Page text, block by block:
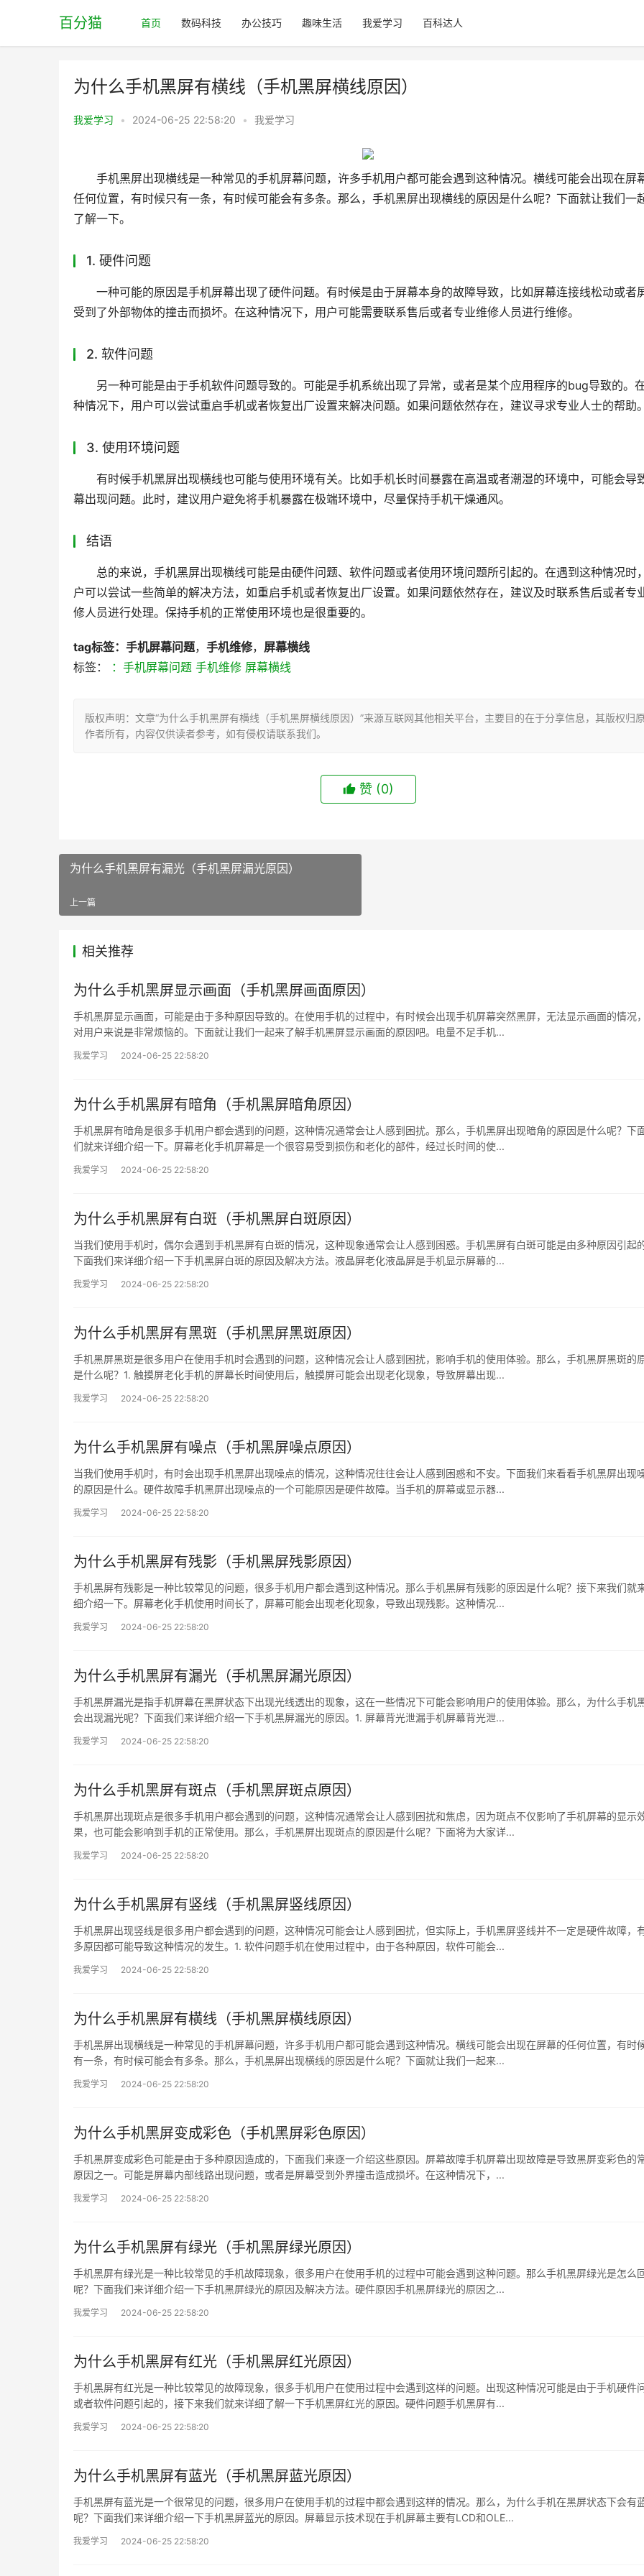
百分猫 首页 数码科技 办公技巧 趣味生活 我爱学习 百科达人
为什么手机黑屏有横线（手机黑屏横线原因）
我爱学习 • 2024-06-25 22:58:20 • 我爱学习
手机黑屏出现横线是一种常见的手机屏幕问题，许多手机用户都可能会遇到这种情况。横线可能会出现在屏
任何位置，有时候只有一条，有时候可能会有多条。那么，手机黑屏出现横线的原因是什么呢？下面就让我们一
了解一下。
1. 硬件问题
一种可能的原因是手机屏幕出现了硬件问题。有时候是由于屏幕本身的故障导致，比如屏幕连接线松动或者
受到了外部物体的撞击而损坏。在这种情况下，用户可能需要联系售后或者专业维修人员进行维修。
2. 软件问题
另一种可能是由于手机软件问题导致的。可能是手机系统出现了异常，或者是某个应用程序的bug导致的。
种情况下，用户可以尝试重启手机或者恢复出厂设置来解决问题。如果问题依然存在，建议寻求专业人士的帮助。
3. 使用环境问题
有时候手机黑屏出现横线也可能与使用环境有关。比如手机长时间暴露在高温或者潮湿的环境中，可能会导
幕出现问题。此时，建议用户避免将手机暴露在极端环境中，尽量保持手机干燥通风。
结语
总的来说，手机黑屏出现横线可能是由硬件问题、软件问题或者使用环境问题所引起的。在遇到这种情况时
户可以尝试一些简单的解决方法，如重启手机或者恢复出厂设置。如果问题依然存在，建议及时联系售后或者专
修人员进行处理。保持手机的正常使用环境也是很重要的。
tag标签： 手机屏幕问题， 手机维修， 屏幕横线
标签：
：手机屏幕问题 手机维修 屏幕横线
版权声明：文章“为什么手机黑屏有横线（手机黑屏横线原因）”来源互联网其他相关平台，主要目的在于分享信息，其版权归
作者所有，内容仅供读者参考，如有侵权请联系我们。
赞 (0)
为什么手机黑屏有漏光（手机黑屏漏光原因）
上一篇
相关推荐
为什么手机黑屏显示画面（手机黑屏画面原因）
手机黑屏显示画面，可能是由于多种原因导致的。在使用手机的过程中，有时候会出现手机屏幕突然黑屏，无法显示画面的情况
对用户来说是非常烦恼的。下面就让我们一起来了解手机黑屏显示画面的原因吧。电量不足手机...
我爱学习 2024-06-25 22:58:20
为什么手机黑屏有暗角（手机黑屏暗角原因）
手机黑屏有暗角是很多手机用户都会遇到的问题，这种情况通常会让人感到困扰。那么，手机黑屏出现暗角的原因是什么呢？下
们就来详细介绍一下。屏幕老化手机屏幕是一个很容易受到损伤和老化的部件，经过长时间的使...
我爱学习 2024-06-25 22:58:20
为什么手机黑屏有白斑（手机黑屏白斑原因）
当我们使用手机时，偶尔会遇到手机黑屏有白斑的情况，这种现象通常会让人感到困惑。手机黑屏有白斑可能是由多种原因引起的
下面我们来详细介绍一下手机黑屏白斑的原因及解决方法。液晶屏老化液晶屏是手机显示屏幕的...
我爱学习 2024-06-25 22:58:20
为什么手机黑屏有黑斑（手机黑屏黑斑原因）
手机黑屏黑斑是很多用户在使用手机时会遇到的问题，这种情况会让人感到困扰，影响手机的使用体验。那么，手机黑屏黑斑的
是什么呢？1. 触摸屏老化手机的屏幕长时间使用后，触摸屏可能会出现老化现象，导致屏幕出现...
我爱学习 2024-06-25 22:58:20
为什么手机黑屏有噪点（手机黑屏噪点原因）
当我们使用手机时，有时会出现手机黑屏出现噪点的情况，这种情况往往会让人感到困惑和不安。下面我们来看看手机黑屏出现
的原因是什么。硬件故障手机黑屏出现噪点的一个可能原因是硬件故障。当手机的屏幕或显示器...
我爱学习 2024-06-25 22:58:20
为什么手机黑屏有残影（手机黑屏残影原因）
手机黑屏有残影是一种比较常见的问题，很多手机用户都会遇到这种情况。那么手机黑屏有残影的原因是什么呢？接下来我们就
细介绍一下。屏幕老化手机使用时间长了，屏幕可能会出现老化现象，导致出现残影。这种情况...
我爱学习 2024-06-25 22:58:20
为什么手机黑屏有漏光（手机黑屏漏光原因）
手机黑屏漏光是指手机屏幕在黑屏状态下出现光线透出的现象，这在一些情况下可能会影响用户的使用体验。那么，为什么手机
会出现漏光呢？下面我们来详细介绍一下手机黑屏漏光的原因。1. 屏幕背光泄漏手机屏幕背光泄...
我爱学习 2024-06-25 22:58:20
为什么手机黑屏有斑点（手机黑屏斑点原因）
手机黑屏出现斑点是很多手机用户都会遇到的问题，这种情况通常会让人感到困扰和焦虑，因为斑点不仅影响了手机屏幕的显示
果，也可能会影响到手机的正常使用。那么，手机黑屏出现斑点的原因是什么呢？下面将为大家详...
我爱学习 2024-06-25 22:58:20
为什么手机黑屏有竖线（手机黑屏竖线原因）
手机黑屏出现竖线是很多用户都会遇到的问题，这种情况可能会让人感到困扰，但实际上，手机黑屏竖线并不一定是硬件故障，
多原因都可能导致这种情况的发生。1. 软件问题手机在使用过程中，由于各种原因，软件可能会...
我爱学习 2024-06-25 22:58:20
为什么手机黑屏有横线（手机黑屏横线原因）
手机黑屏出现横线是一种常见的手机屏幕问题，许多手机用户都可能会遇到这种情况。横线可能会出现在屏幕的任何位置，有时
有一条，有时候可能会有多条。那么，手机黑屏出现横线的原因是什么呢？下面就让我们一起来...
我爱学习 2024-06-25 22:58:20
为什么手机黑屏变成彩色（手机黑屏彩色原因）
手机黑屏变成彩色可能是由于多种原因造成的，下面我们来逐一介绍这些原因。屏幕故障手机屏幕出现故障是导致黑屏变彩色的
原因之一。可能是屏幕内部线路出现问题，或者是屏幕受到外界撞击造成损坏。在这种情况下，...
我爱学习 2024-06-25 22:58:20
为什么手机黑屏有绿光（手机黑屏绿光原因）
手机黑屏有绿光是一种比较常见的手机故障现象，很多用户在使用手机的过程中可能会遇到这种问题。那么手机黑屏绿光是怎么
呢？下面我们来详细介绍一下手机黑屏绿光的原因及解决方法。硬件原因手机黑屏绿光的原因之...
我爱学习 2024-06-25 22:58:20
为什么手机黑屏有红光（手机黑屏红光原因）
手机黑屏有红光是一种比较常见的故障现象，很多手机用户在使用过程中会遇到这样的问题。出现这种情况可能是由于手机硬件
或者软件问题引起的，接下来我们就来详细了解一下手机黑屏红光的原因。硬件问题手机黑屏有...
我爱学习 2024-06-25 22:58:20
为什么手机黑屏有蓝光（手机黑屏蓝光原因）
手机黑屏有蓝光是一个很常见的问题，很多用户在使用手机的过程中都会遇到这样的情况。那么，为什么手机在黑屏状态下会有
呢？下面我们来详细介绍一下手机黑屏蓝光的原因。屏幕显示技术现在手机屏幕主要有LCD和OLE...
我爱学习 2024-06-25 22:58:20